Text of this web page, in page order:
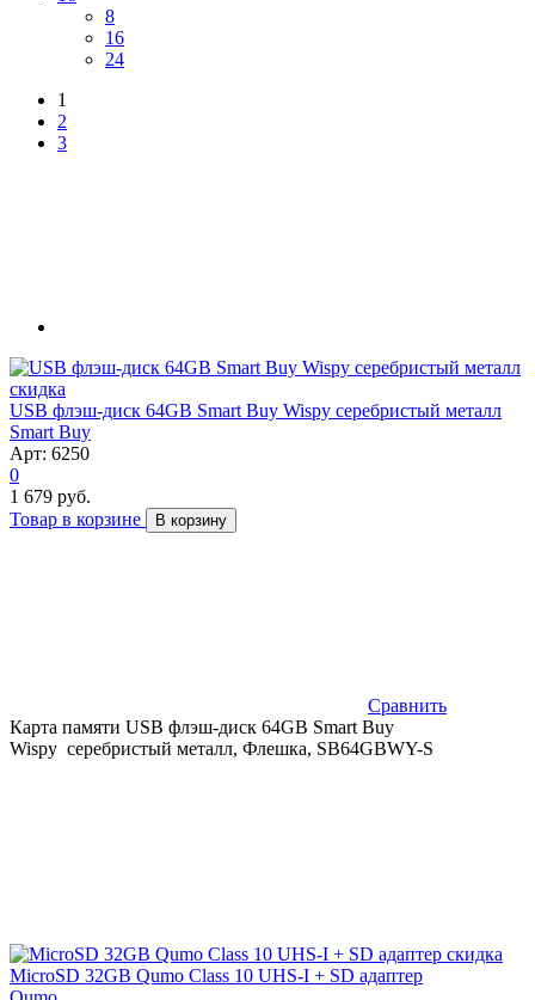
8
16
24
1
2
3
скидка
USB флэш-диск 64GB Smart Buy Wispy серебристый металл
Smart Buy
Арт: 6250
0
1 679 руб.
Товар в корзине
В корзину
Сравнить
Карта памяти USB флэш-диск 64GB Smart Buy
Wispy серебристый металл, Флешка, SB64GBWY-S
скидка
MicroSD 32GB Qumo Class 10 UHS-I + SD адаптер